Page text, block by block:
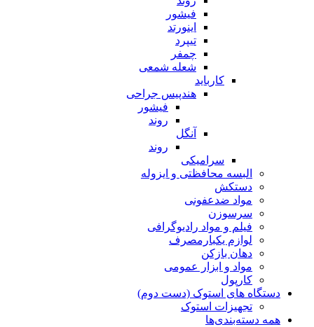
فیشور
اینورتد
تیپرد
چمفر
شعله شمعی
کارباید
هندپیس جراحی
فیشور
روند
آنگل
روند
سرامیکی
البسه محافظتی و ایزوله
دستکش
مواد ضدعفونی
سرسوزن
فیلم و مواد رادیوگرافی
لوازم یکبارمصرف
دهان بازکن
مواد و ابزار عمومی
کارپول
دستگاه های استوک (دست دوم)
تجهیزات استوک
همه دسته‌بندی‌ها